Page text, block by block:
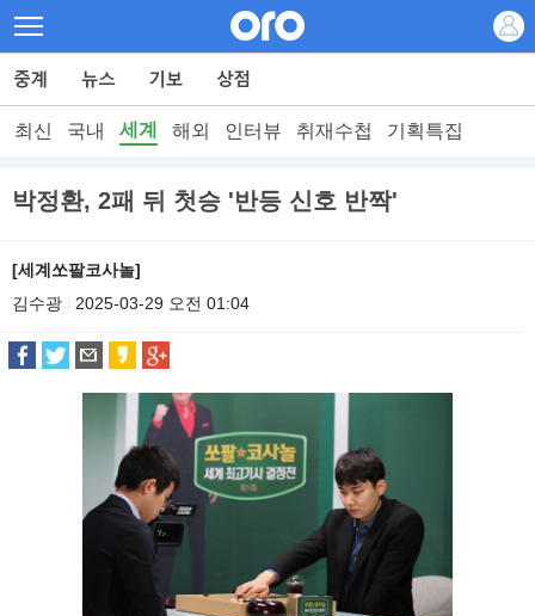
최신 국내 세계 해외 인터뷰 취재수첩 기획특집
박정환, 2패 뒤 첫승 '반등 신호 반짝'
[세계쏘팔코사놀]
김수광
2025-03-29 오전 01:04